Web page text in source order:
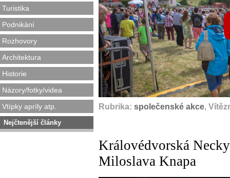
Turistika
Podnikání
Rozhovory
Architektura
Historie
Názory/fotky/videa
Vtípky apríly atp.
Nejčtenější články
Rubrika: společenské akce,
Královédvorská
Miloslava Knapa